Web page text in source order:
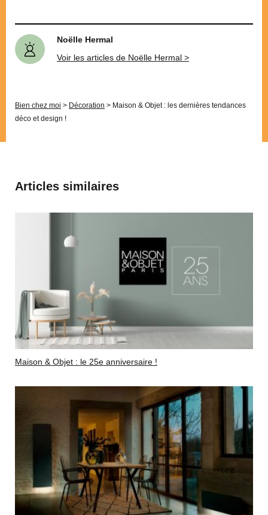
Noëlle Hermal
Voir les articles de Noëlle Hermal >
Bien chez moi > Décoration > Maison & Objet : les dernières tendances
déco et design !
Articles similaires
Maison & Objet : le 25e anniversaire !